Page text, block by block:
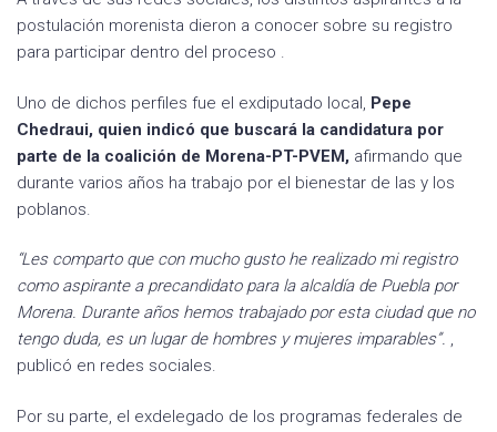
postulación morenista dieron a conocer sobre su registro
para participar dentro del proceso .
Uno de dichos perfiles fue el exdiputado local, Pepe
Chedraui, quien indicó que buscará la candidatura por
parte de la coalición de Morena-PT-PVEM, afirmando que
durante varios años ha trabajo por el bienestar de las y los
poblanos.
“Les comparto que con mucho gusto he realizado mi registro
como aspirante a precandidato para la alcaldía de Puebla por
Morena. Durante años hemos trabajado por esta ciudad que no
tengo duda, es un lugar de hombres y mujeres imparables”. ,
publicó en redes sociales.
Por su parte, el exdelegado de los programas federales de